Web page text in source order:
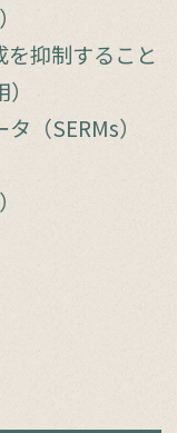
を抑制すること
（SERMs）